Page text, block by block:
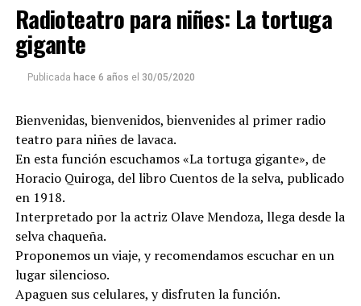
Radioteatro para niñes: La tortuga
gigante
Publicada hace 6 años el 30/05/2020
Bienvenidas, bienvenidos, bienvenides al primer radio
teatro para niñes de lavaca.
En esta función escuchamos «La tortuga gigante», de
Horacio Quiroga, del libro Cuentos de la selva, publicado
en 1918.
Interpretado por la actriz Olave Mendoza, llega desde la
selva chaqueña.
Proponemos un viaje, y recomendamos escuchar en un
lugar silencioso.
Apaguen sus celulares, y disfruten la función.